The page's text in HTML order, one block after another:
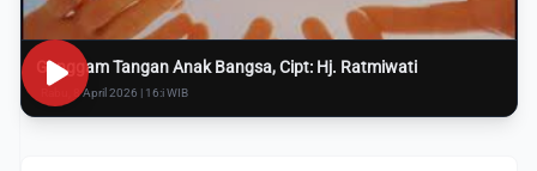
Genggam Tangan Anak Bangsa, Cipt: Hj. Ratmiwati
Rabu, 8 April 2026 | 16:i WIB